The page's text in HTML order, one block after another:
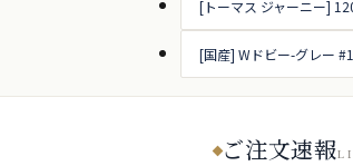
[トーマス ジャーニー]
[国産] Wドビー-グレー
ご注文速報